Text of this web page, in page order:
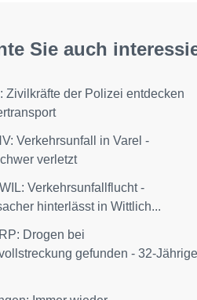
Sie auch
Zivilkräfte der Polizei entdecken
Verkehrsunfall in Varel -
verletzt
Verkehrsunfallflucht -
hinterlässt in Wittlich...
Drogen bei
gefunden - 32-